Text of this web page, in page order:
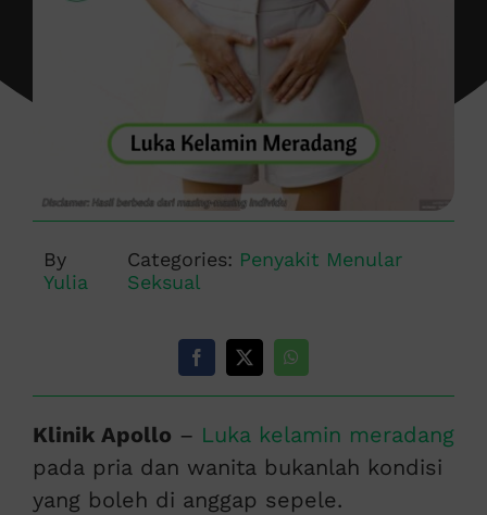
By
Yulia
Categories: Penyakit Menular
Seksual
Klinik Apollo – Luka kelamin meradang
pada pria dan wanita bukanlah kondisi
yang boleh di anggap sepele.